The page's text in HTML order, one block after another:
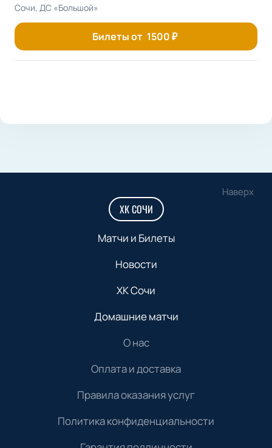
Сочи, ДС «Большой»
Билеты от 1500₽
Наверх
ХК СОЧИ
Матчи и Билеты
Новости
ХК Сочи
Домашние матчи
О нас
Оплата и доставка
Правила оказания услуг
Политика конфиденциальности